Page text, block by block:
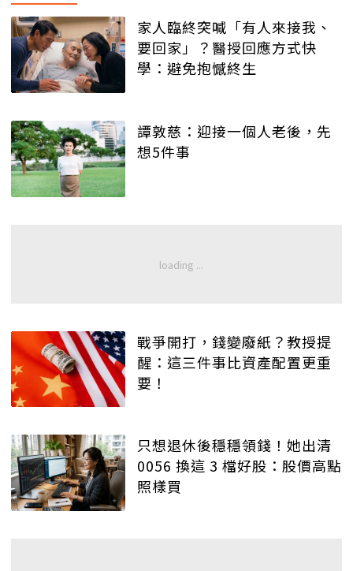
家人臨終突喊「有人來接我、
要回家」？醫授回應方式快
學：避免抱憾終生
譚敦慈：迎接一個人老後，先
想5件事
戰爭開打，錢變廢紙？教授提
醒：這三件事比資產配置更重
要！
只想退休後穩穩領錢！她出清
0056 換這 3 檔好股：股價高點
照樣買